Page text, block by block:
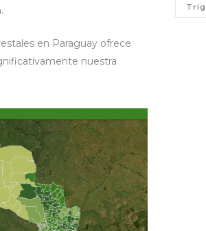
en Paraguay ofrece
nuestra